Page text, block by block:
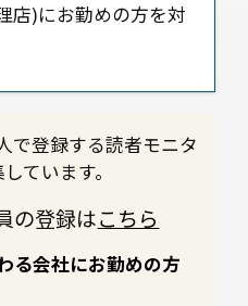
店)にお勤めの方を対
で登録する読者モニタ
ています。
の登録はこちら
る会社にお勤めの方